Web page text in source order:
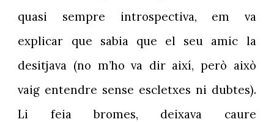
quasi sempre introspectiva, em va
explicar que sabia que el seu amic la
desitjava (no m’ho va dir així, però això
vaig entendre sense escletxes ni dubtes).
Li feia bromes, deixava caure